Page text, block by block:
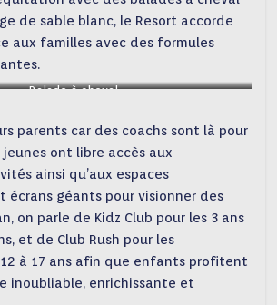
de sable blanc, le Resort accorde
aux familles avec des formules
Balade à cheval
parents car des coachs sont là pour
jeunes ont libre accès aux
ainsi qu’aux espaces
écrans géants pour visionner des
on parle de Kidz Club pour les 3 ans
et de Club Rush pour les
à 17 ans afin que enfants profitent
inoubliable, enrichissante et